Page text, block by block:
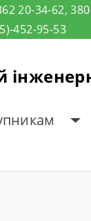
20-34-62,
452-95-53